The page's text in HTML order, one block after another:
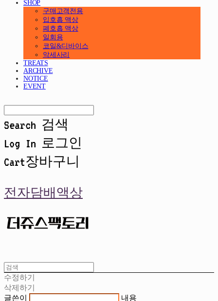
SHOP
구매고객전용
입호흡 액상
폐호흡 액상
일회용
코일&디바이스
악세사리
TREATS
ARCHIVE
NOTICE
EVENT
Search 검색
Log In 로그인
Cart장바구니
전자담배액상
수정하기
삭제하기
글쓴이
내용